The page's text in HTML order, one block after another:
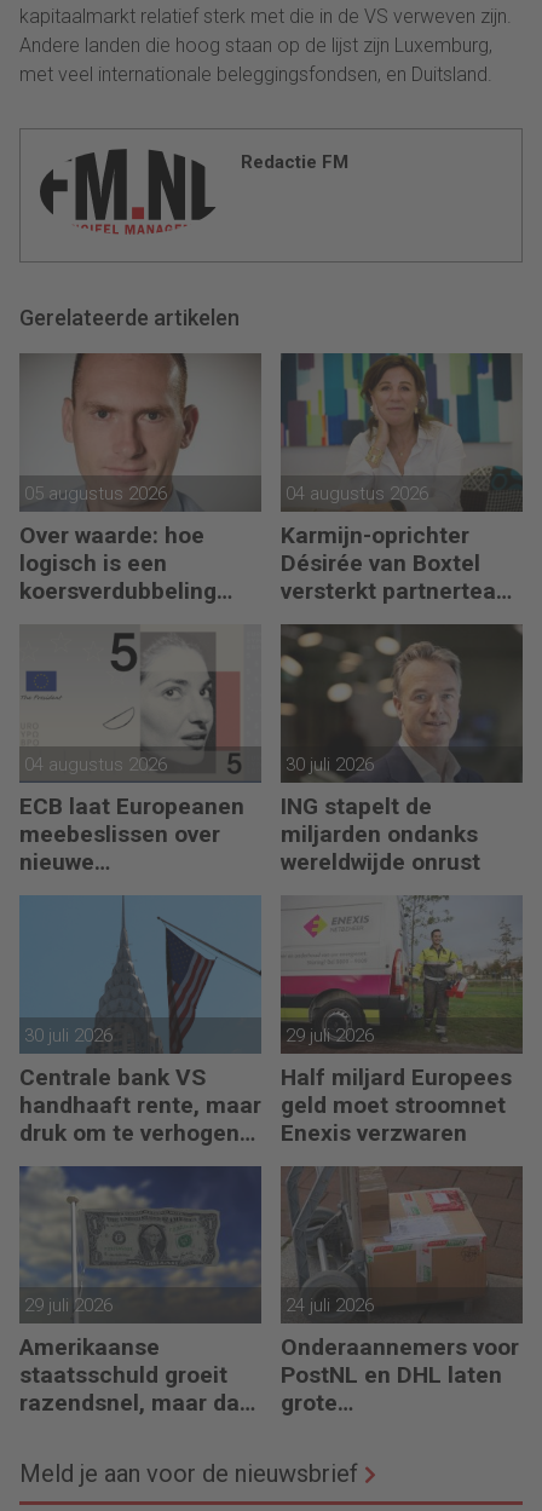
kapitaalmarkt relatief sterk met die in de VS verweven zijn.
Andere landen die hoog staan op de lijst zijn Luxemburg,
met veel internationale beleggingsfondsen, en Duitsland.
Redactie FM
Gerelateerde artikelen
05 augustus 2026
Over waarde: hoe
logisch is een
koersverdubbeling
04 augustus 2026
Karmijn-oprichter
Désirée van Boxtel
versterkt partnerteam
CFO Capabel
04 augustus 2026
ECB laat Europeanen
meebeslissen over
nieuwe
eurobankbiljetten
30 juli 2026
ING stapelt de
miljarden ondanks
wereldwijde onrust
30 juli 2026
Centrale bank VS
handhaaft rente, maar
druk om te verhogen
neemt toe
29 juli 2026
Half miljard Europees
geld moet stroomnet
Enexis verzwaren
29 juli 2026
Amerikaanse
staatsschuld groeit
razendsnel, maar dat
24 juli 2026
Onderaannemers voor
PostNL en DHL laten
grote
achter
Meld je aan voor de nieuwsbrief